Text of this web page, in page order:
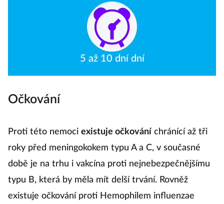
5 až 10 dní dní
Očkování
Proti této nemoci existuje očkování chránící až tři
roky před meningokokem typu A a C, v současné
době je na trhu i vakcína proti nejnebezpečnějšímu
typu B, která by měla mít delší trvání. Rovněž
existuje očkování proti Hemophilem influenzae